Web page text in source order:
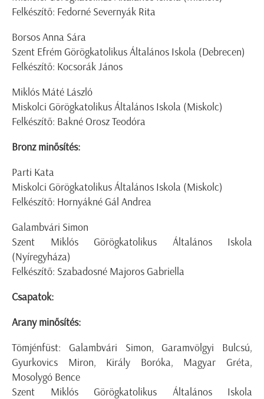
Felkészítő: Fedorné Severnyák Rita
Borsos Anna Sára
Szent Efrém Görögkatolikus Általános Iskola (Debrecen)
Felkészítő: Kocsorák János
Miklós Máté László
Miskolci Görögkatolikus Általános Iskola (Miskolc)
Felkészítő: Bakné Orosz Teodóra
Bronz minősítés:
Parti Kata
Miskolci Görögkatolikus Általános Iskola (Miskolc)
Felkészítő: Hornyákné Gál Andrea
Galambvári Simon
Szent Miklós Görögkatolikus Általános Iskola
(Nyíregyháza)
Felkészítő: Szabadosné Majoros Gabriella
Csapatok:
Arany minősítés:
Tömjénfüst: Galambvári Simon, Garamvölgyi Bulcsú,
Gyurkovics Miron, Király Boróka, Magyar Gréta,
Mosolygó Bence
Szent Miklós Görögkatolikus Általános Iskola